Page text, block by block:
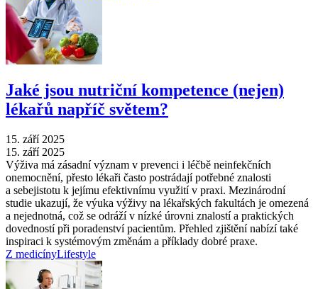
Jaké jsou nutriční kompetence (nejen)
lékařů napříč světem?
15. září 2025
15. září 2025
Výživa má zásadní význam v prevenci i léčbě neinfekčních
onemocnění, přesto lékaři často postrádají potřebné znalosti
a sebejistotu k jejímu efektivnímu využití v praxi. Mezinárodní
studie ukazují, že výuka výživy na lékařských fakultách je omezená
a nejednotná, což se odráží v nízké úrovni znalostí a praktických
dovedností při poradenství pacientům. Přehled zjištění nabízí také
inspiraci k systémovým změnám a příklady dobré praxe.
Z medicínyLifestyle